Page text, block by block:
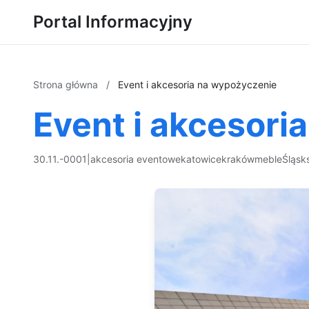
Portal Informacyjny
Strona główna / Event i akcesoria na wypożyczenie
Event i
30.11.-0001 akcesoria eventowekatowicekrakówmebleŚląsk